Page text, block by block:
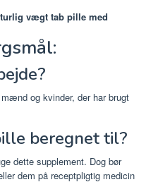
vægt tab pille med
og kvinder, der har brugt
beregnet til?
dette supplement. Dog bør
dem på receptpligtig medicin